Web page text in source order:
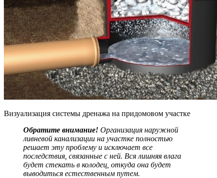
Визуализация системы дренажа на придомовом участке
Обратите внимание! Организация наружной
ливневой канализации на участке полностью
решает эту проблему и исключает все
последствия, связанные с ней. Вся лишняя влага
будет стекать в колодец, откуда она будет
выводиться естественным путем.